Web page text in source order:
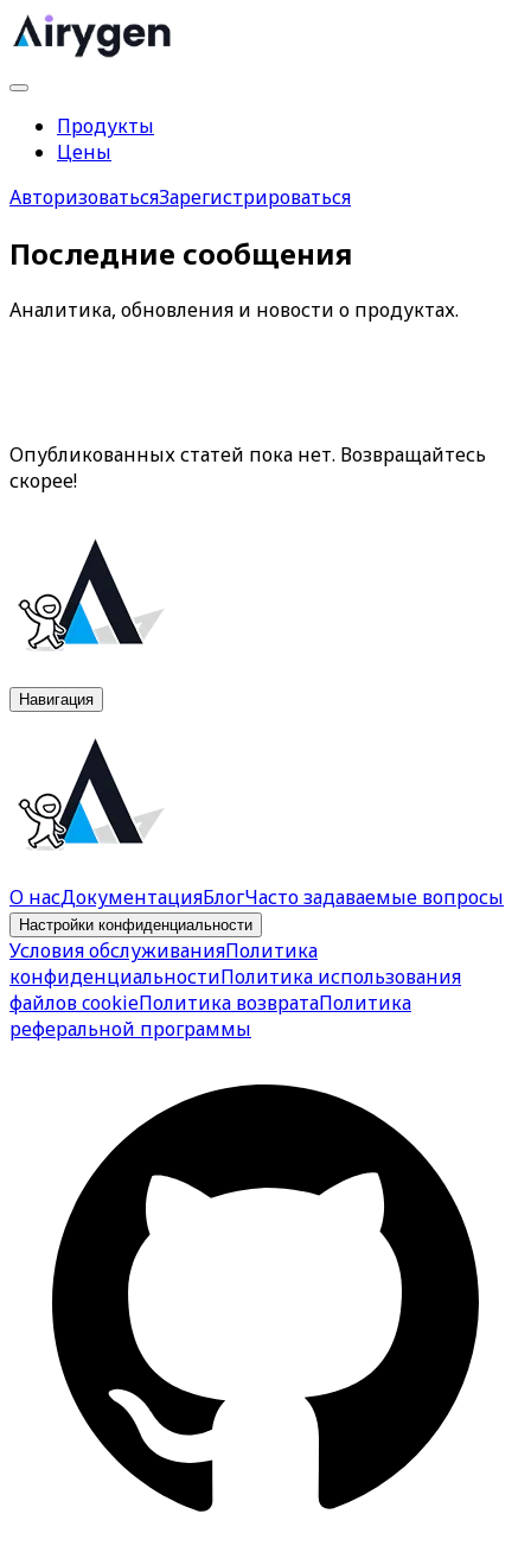
Продукты
Цены
АвторизоватьсяЗарегистрироваться
Последние сообщения
Аналитика, обновления и новости о продуктах.
Опубликованных статей пока нет. Возвращайтесь
скорее!
Навигация
О насДокументацияБлогЧасто задаваемые вопросы
Настройки конфиденциальности
Условия обслуживанияПолитика
конфиденциальностиПолитика использования
файлов cookieПолитика возвратаПолитика
реферальной программы